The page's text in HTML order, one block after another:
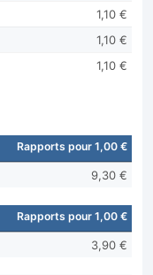
1,10 €
1,10 €
1,10 €
Rapports pour 1,00 €
9,30 €
Rapports pour 1,00 €
3,90 €